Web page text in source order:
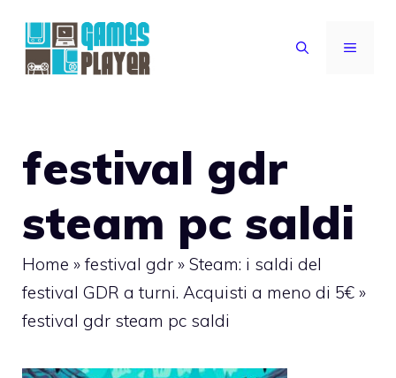
contenuto
MENU
festival gdr
steam pc saldi
Home » festival gdr » Steam: i saldi del
festival GDR a turni. Acquisti a meno di 5€ »
festival gdr steam pc saldi